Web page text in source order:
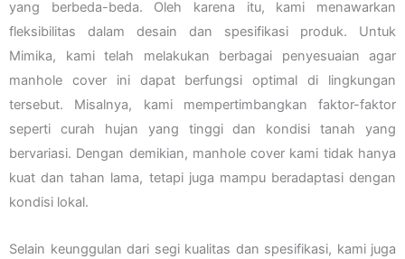
yang berbeda-beda. Oleh karena itu, kami menawarkan
fleksibilitas dalam desain dan spesifikasi produk. Untuk
Mimika, kami telah melakukan berbagai penyesuaian agar
manhole cover ini dapat berfungsi optimal di lingkungan
tersebut. Misalnya, kami mempertimbangkan faktor-faktor
seperti curah hujan yang tinggi dan kondisi tanah yang
bervariasi. Dengan demikian, manhole cover kami tidak hanya
kuat dan tahan lama, tetapi juga mampu beradaptasi dengan
kondisi lokal.
Selain keunggulan dari segi kualitas dan spesifikasi, kami juga